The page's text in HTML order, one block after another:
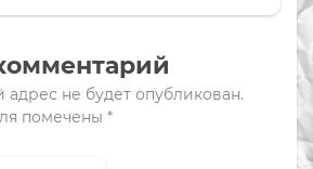
не будет опубликован.
помечены *